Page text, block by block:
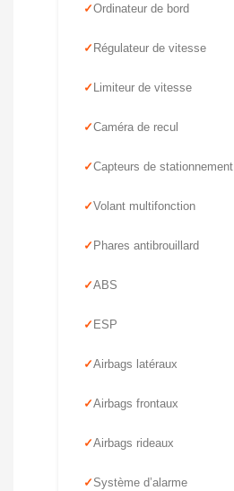
Ordinateur de bord
Régulateur de vitesse
Limiteur de vitesse
Caméra de recul
Capteurs de stationnement
Volant multifonction
Phares antibrouillard
ABS
ESP
Airbags latéraux
Airbags frontaux
Airbags rideaux
Système d’alarme